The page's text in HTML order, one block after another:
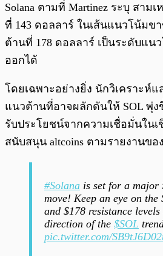
Solana ตามที่ Martinez ระบุ สา
ที่ 143 ดอลลาร์ ในเส้นแนวโน้ม
ต้านที่ 178 ดอลลาร์ เป็นระดับแน
ออกได้
โดยเฉพาะอย่างยิ่ง นักวิเคราะห์
แนวต้านที่อาจผลักดันให้ SOL พุ่ง
รับประโยชน์จากความเชื่อมั่นใน
สนับสนุน altcoins ตามรายงานขอ
#Solana is set for a major
move! Keep an eye on the
and $178 resistance
direction of the $SOL
pic.twitter.com/